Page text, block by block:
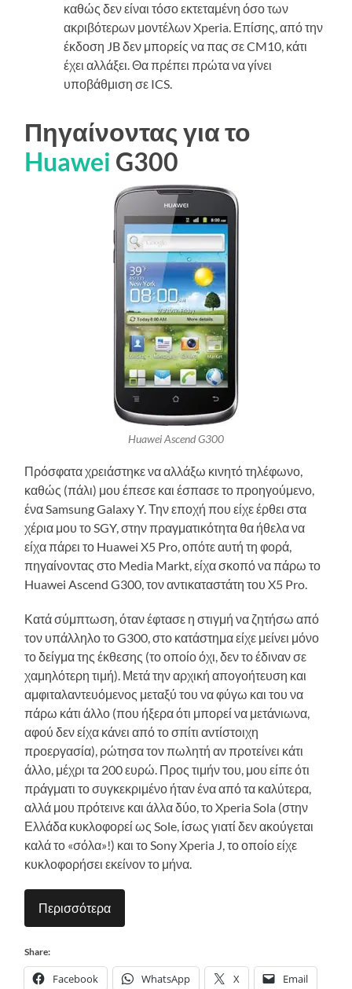
καθώς δεν είναι τόσο εκτεταμένη όσο των
ακριβότερων μοντέλων Xperia. Επίσης, από την
έκδοση JB δεν μπορείς να πας σε CM10, κάτι
έχει αλλάξει. Θα πρέπει πρώτα να γίνει
υποβάθμιση σε ICS.
Πηγαίνοντας για το
Huawei G300
Huawei Ascend G300
Πρόσφατα χρειάστηκε να αλλάξω κινητό τηλέφωνο,
καθώς (πάλι) μου έπεσε και έσπασε το προηγούμενο,
ένα Samsung Galaxy Y. Την εποχή που είχε έρθει στα
χέρια μου το SGY, στην πραγματικότητα θα ήθελα να
είχα πάρει το Huawei X5 Pro, οπότε αυτή τη φορά,
πηγαίνοντας στο Media Markt, είχα σκοπό να πάρω το
Huawei Ascend G300, τον αντικαταστάτη του X5 Pro.
Κατά σύμπτωση, όταν έφτασε η στιγμή να ζητήσω από
τον υπάλληλο το G300, στο κατάστημα είχε μείνει μόνο
το δείγμα της έκθεσης (το οποίο όχι, δεν το έδιναν σε
χαμηλότερη τιμή). Μετά την αρχική απογοήτευση και
αμφιταλαντευόμενος μεταξύ του να φύγω και του να
πάρω κάτι άλλο (που ήξερα ότι μπορεί να μετάνιωνα,
αφού δεν είχα κάνει από το σπίτι αντίστοιχη
προεργασία), ρώτησα τον πωλητή αν προτείνει κάτι
άλλο, μέχρι τα 200 ευρώ. Προς τιμήν του, μου είπε ότι
πράγματι το συγκεκριμένο ήταν ένα από τα καλύτερα,
αλλά μου πρότεινε και άλλα δύο, το Xperia Sola (στην
Ελλάδα κυκλοφορεί ως Sole, ίσως γιατί δεν ακούγεται
καλά το «σόλα»!) και το Sony Xperia J, το οποίο είχε
κυκλοφορήσει εκείνον το μήνα.
Περισσότερα
Share:
Facebook WhatsApp X Email